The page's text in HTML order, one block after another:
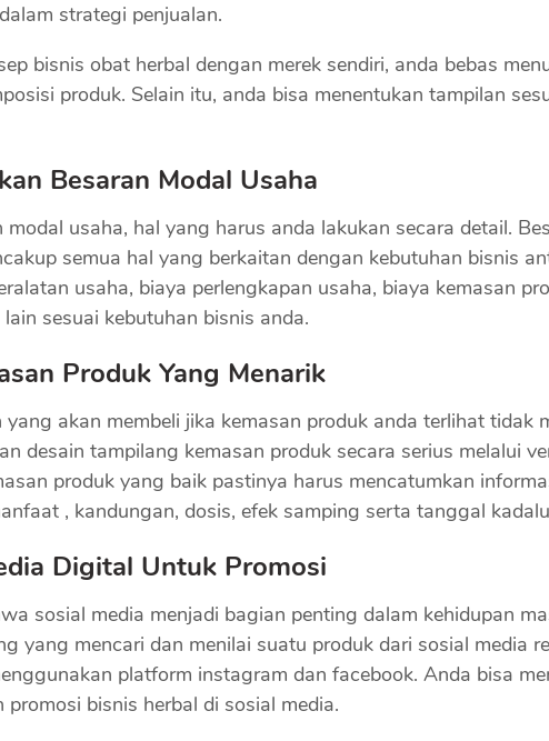
strategi penjualan.
bisnis obat herbal dengan merek sendiri, anda bebas
produk. Selain itu, anda bisa menentukan tampilan
Besaran Modal Usaha
usaha, hal yang harus anda lakukan secara detail.
semua hal yang berkaitan dengan kebutuhan bisnis
usaha, biaya perlengkapan usaha, biaya kemasan
sesuai kebutuhan bisnis anda.
Produk Yang Menarik
akan membeli jika kemasan produk anda terlihat tidak
desain tampilang kemasan produk secara serius melalui
produk yang baik pastinya harus mencatumkan
, kandungan, dosis, efek samping serta tanggal
Digital Untuk Promosi
sosial media menjadi bagian penting dalam kehidupan
yang mencari dan menilai suatu produk dari sosial media
platform instagram dan facebook. Anda bisa
bisnis herbal di sosial media.